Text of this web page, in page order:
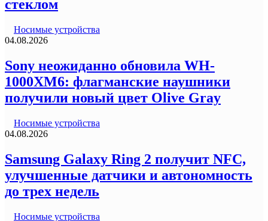
стеклом
Носимые устройства
04.08.2026
Sony неожиданно обновила WH-
1000XM6: флагманские наушники
получили новый цвет Olive Gray
Носимые устройства
04.08.2026
Samsung Galaxy Ring 2 получит NFC,
улучшенные датчики и автономность
до трех недель
Носимые устройства